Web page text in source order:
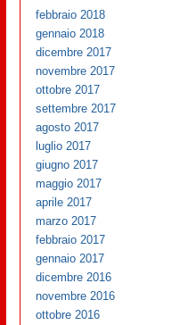
febbraio 2018
gennaio 2018
dicembre 2017
novembre 2017
ottobre 2017
settembre 2017
agosto 2017
luglio 2017
giugno 2017
maggio 2017
aprile 2017
marzo 2017
febbraio 2017
gennaio 2017
dicembre 2016
novembre 2016
ottobre 2016